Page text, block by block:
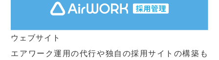
ウェブサイト
エアワーク運用の代行や独自の採用サイトの構築も